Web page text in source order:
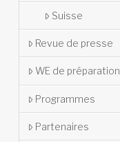
Suisse
Revue de presse
WE de préparation
Programmes
Partenaires